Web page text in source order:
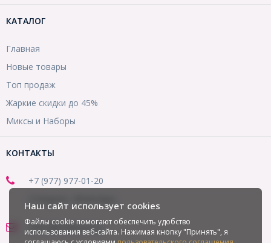
КАТАЛОГ
Главная
Новые товары
Топ продаж
Жаркие скидки до 45%
Миксы и Наборы
КОНТАКТЫ
+7 (977) 977-01-20
office@mirbusin.ru
Наш сайт использует cookies
Файлы cookie помогают обеспечить удобство
использования веб-сайта. Нажимая кнопку "Принять", я